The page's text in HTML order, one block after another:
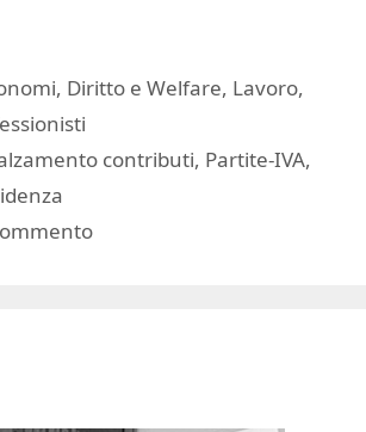
, Diritto e Welfare, Lavoro,
contributi, Partite-IVA,